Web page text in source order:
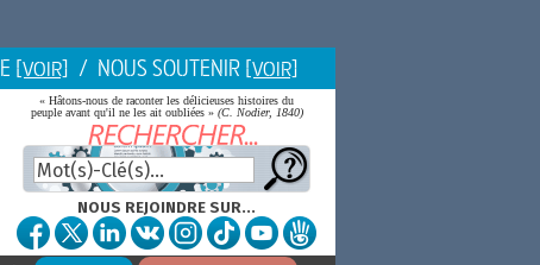
[VOIR] / NOUS SOUTENIR [VOIR]
« Hâtons-nous de raconter les délicieuses histoires du
peuple avant qu'il ne les ait oubliées » (C. Nodier, 1840)
NOUS REJOINDRE SUR...